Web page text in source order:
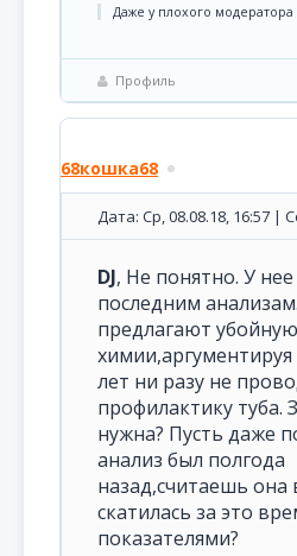
Даже у плохого
Профиль
68кошка68
Дата: Ср, 08.08.18, 16:57 |
DJ, Не понятно. У
последним
предлагают
химии,аргументируя
лет ни разу не
профилактику туба.
нужна? Пусть даже
анализ был полгода
назад,считаешь
скатилась за это
показателями?